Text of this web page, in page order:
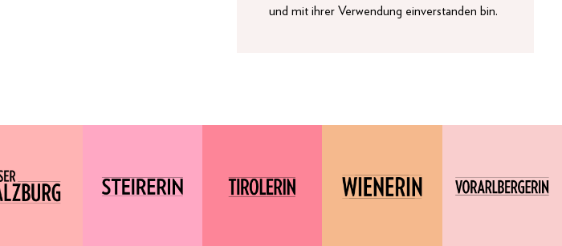
und mit ihrer Verwendung einverstanden bin.